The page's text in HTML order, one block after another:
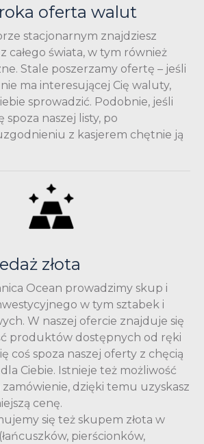
oferta walut
stacjonarnym znajdziesz
całego świata, w tym również
Stale poszerzamy ofertę – jeśli
ma interesującej Cię waluty,
sprowadzić. Podobnie, jeśli
spoza naszej listy, po
z kasjerem chętnie ją
złota
Ocean prowadzimy skup i
w tym sztabek i
W naszej ofercie znajduje się
produktów dostępnych od ręki
coś spoza naszej oferty z chęcią
Ciebie. Istnieje też możliwość
dzięki temu uzyskasz
cenę.
się też skupem złota w
pierścionków,